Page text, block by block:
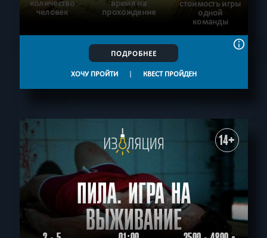
количество
человек
время на
прохождение
стоимость игры
одной
команды
ПОДРОБНЕЕ
ХОЧУ ПРОЙТИ | КВЕСТ ПРОЙДЕН
14+
ПИЛА. ИГРА НА
ВЫЖИВАНИЕ